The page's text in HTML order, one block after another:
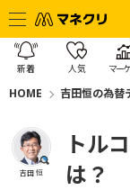
新着 人気 マー
HOME 吉田恒の為替
吉田 恒
トル
は？